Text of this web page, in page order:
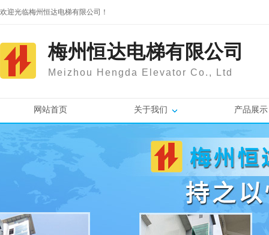
欢迎光临梅州恒达电梯有限公司！
梅州恒达电梯有限公司
Meizhou Hengda Elevator Co., Ltd
网站首页 关于我们 产品展示